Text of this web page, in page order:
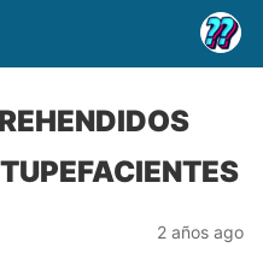
2 años ago